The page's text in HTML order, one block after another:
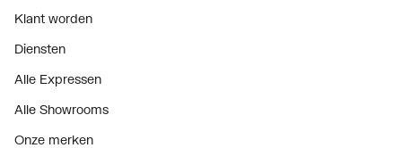
Klant worden
Diensten
Alle Expressen
Alle Showrooms
Onze merken